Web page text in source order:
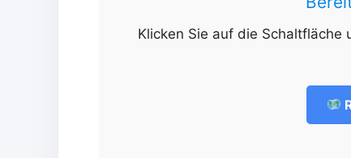
Klicken Sie auf die Schaltfläche